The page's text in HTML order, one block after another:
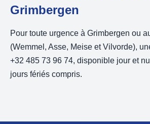
Grimbergen
Pour toute urgence à Grimbergen ou
(Wemmel, Asse, Meise et Vilvorde),
+32 485 73 96 74, disponible jour et
jours fériés compris.